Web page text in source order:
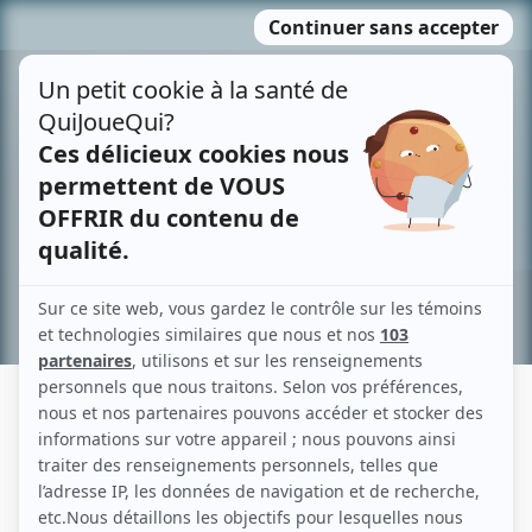
MENU
contenu
Recherche avancée »
PAUL STOICA
Liens
Fiche de Paul Stoica sur Showbizz.net